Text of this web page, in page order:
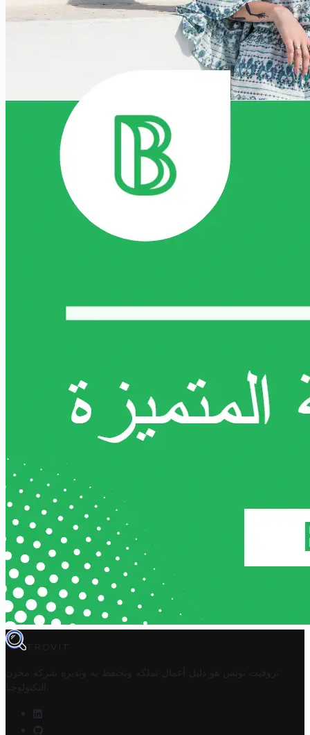
TROVIT
تروفيت تونس هو دليل أعمال تملكه وتحتفظ به وتديره
شركة مخزن
التكنولوجيا